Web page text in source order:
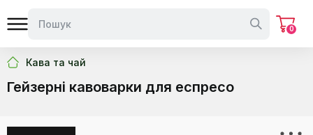
0
Кава та чай
Гейзерні кавоварки для еспресо